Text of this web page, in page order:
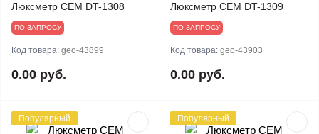
Люксметр CEM DT-1308
ПО ЗАПРОСУ
Код товара: geo-43899
0.00 руб.
Люксметр CEM DT-1309
ПО ЗАПРОСУ
Код товара: geo-43903
0.00 руб.
Популярный Популярный